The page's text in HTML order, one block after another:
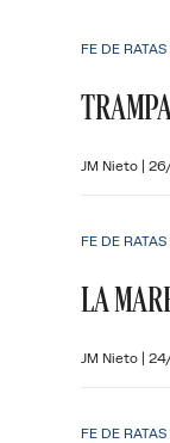
FE DE RATAS
JM Nieto |
FE DE RATAS
LA
JM Nieto |
FE DE RATAS